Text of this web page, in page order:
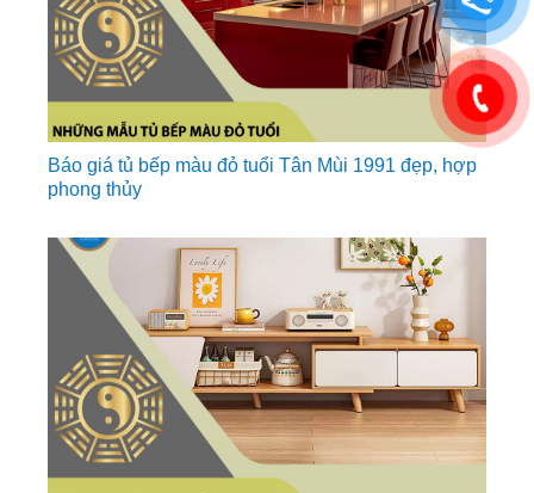
Báo giá tủ bếp màu đỏ tuổi Tân Mùi 1991 đẹp, hợp
phong thủy